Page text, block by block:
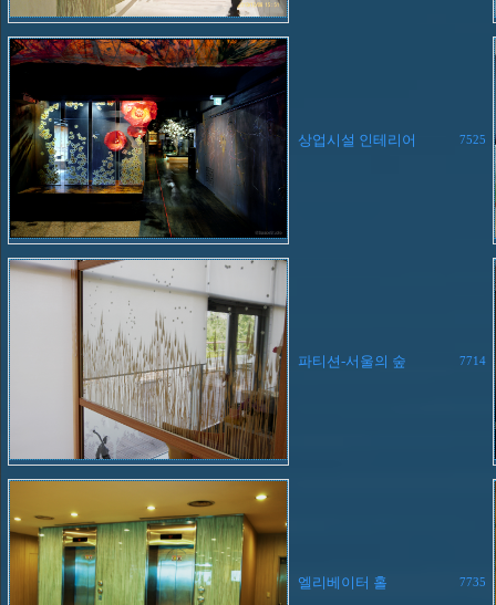
상업시설 인테리어 7525
파티션-서울의 숲 7714
엘리베이터 홀 7735